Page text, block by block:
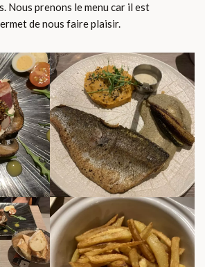
Nous prenons le menu car il est
de nous faire plaisir.